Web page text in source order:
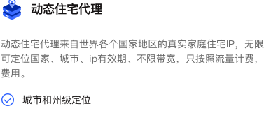
动态住宅代理
动态住宅代理来自世界各个国家地区的真实家庭住宅IP，无限
可定位国家、城市、ip有效期、不限带宽，只按照流量计费
费用。
城市和州级定位